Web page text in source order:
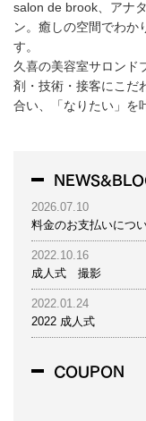
salon de brook、アナ
ン。癒しの空間でわか
す。
久喜の美容室サロンド
剤・技術・接客にこだ
合い、「なりたい」を
2026.07.10
料金のお支払いにつ
2022.10.16
成人式 撮影
2022.01.24
2022 成人式
COUPON